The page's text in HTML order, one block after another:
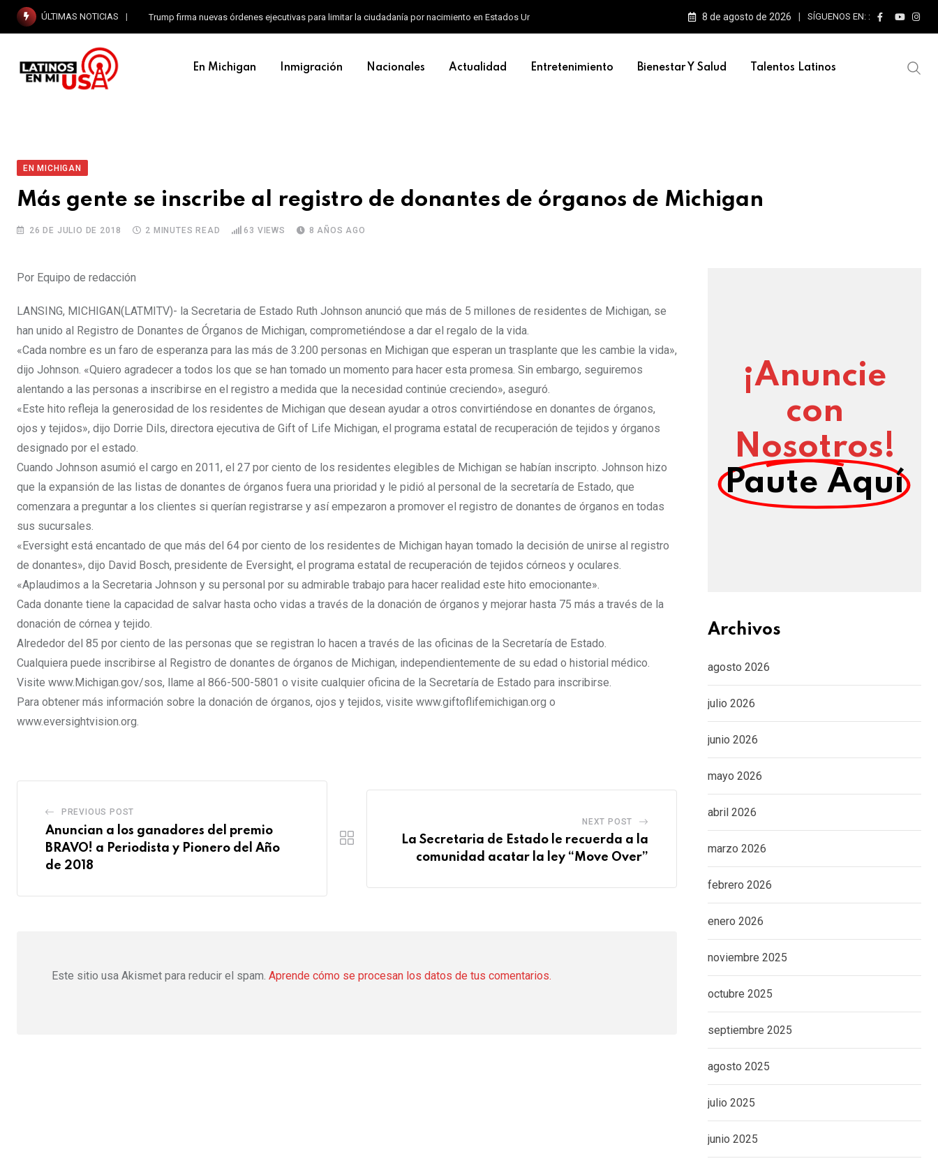
ÚLTIMAS NOTICIAS Trump firma nuevas órdenes ejecutivas para limitar la ciudadanía por nacimiento en Estados Unidos 8 de agosto de 2026 SÍGUENOS EN: :
En Michigan Inmigración Nacionales Actualidad Entretenimiento Bienestar Y Salud Talentos Latinos
EN MICHIGAN
Más gente se inscribe al registro de donantes de órganos de Michigan
26 DE JULIO DE 2018 2 MINUTES READ 63 VIEWS 8 AÑOS AGO
Por Equipo de redacción
LANSING, MICHIGAN(LATMITV)- la Secretaria de Estado Ruth Johnson anunció que más de 5 millones de residentes de Michigan, se
han unido al Registro de Donantes de Órganos de Michigan, comprometiéndose a dar el regalo de la vida.
«Cada nombre es un faro de esperanza para las más de 3.200 personas en Michigan que esperan un trasplante que les cambie la vida»,
dijo Johnson. «Quiero agradecer a todos los que se han tomado un momento para hacer esta promesa. Sin embargo, seguiremos
alentando a las personas a inscribirse en el registro a medida que la necesidad continúe creciendo», aseguró.
«Este hito refleja la generosidad de los residentes de Michigan que desean ayudar a otros convirtiéndose en donantes de órganos,
ojos y tejidos», dijo Dorrie Dils, directora ejecutiva de Gift of Life Michigan, el programa estatal de recuperación de tejidos y órganos
designado por el estado.
Cuando Johnson asumió el cargo en 2011, el 27 por ciento de los residentes elegibles de Michigan se habían inscripto. Johnson hizo
que la expansión de las listas de donantes de órganos fuera una prioridad y le pidió al personal de la secretaría de Estado, que
comenzara a preguntar a los clientes si querían registrarse y así empezaron a promover el registro de donantes de órganos en todas
sus sucursales.
«Eversight está encantado de que más del 64 por ciento de los residentes de Michigan hayan tomado la decisión de unirse al registro
de donantes», dijo David Bosch, presidente de Eversight, el programa estatal de recuperación de tejidos córneos y oculares.
«Aplaudimos a la Secretaria Johnson y su personal por su admirable trabajo para hacer realidad este hito emocionante».
Cada donante tiene la capacidad de salvar hasta ocho vidas a través de la donación de órganos y mejorar hasta 75 más a través de la
donación de córnea y tejido.
Alrededor del 85 por ciento de las personas que se registran lo hacen a través de las oficinas de la Secretaría de Estado.
Cualquiera puede inscribirse al Registro de donantes de órganos de Michigan, independientemente de su edad o historial médico.
Visite www.Michigan.gov/sos, llame al 866-500-5801 o visite cualquier oficina de la Secretaría de Estado para inscribirse.
Para obtener más información sobre la donación de órganos, ojos y tejidos, visite www.giftoflifemichigan.org o
www.eversightvision.org.
PREVIOUS POST
Anuncian a los ganadores del premio
BRAVO! a Periodista y Pionero del Año
de 2018
NEXT POST
La Secretaria de Estado le recuerda a la
comunidad acatar la ley “Move Over”
Este sitio usa Akismet para reducir el spam. Aprende cómo se procesan los datos de tus comentarios.
¡Anuncie
con
Nosotros!
Paute Aquí
Archivos
agosto 2026
julio 2026
junio 2026
mayo 2026
abril 2026
marzo 2026
febrero 2026
enero 2026
noviembre 2025
octubre 2025
septiembre 2025
agosto 2025
julio 2025
junio 2025